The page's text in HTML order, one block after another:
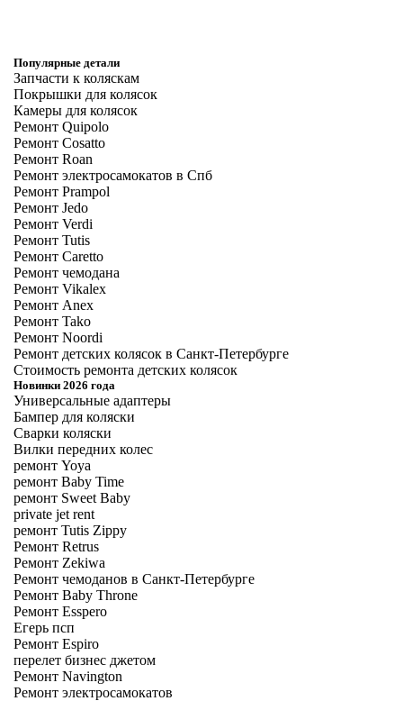
Популярные детали
Запчасти к коляскам
Покрышки для колясок
Камеры для колясок
Ремонт Quipolo
Ремонт Cosatto
Ремонт Roan
Ремонт электросамокатов в Спб
Ремонт Prampol
Ремонт Jedo
Ремонт Verdi
Ремонт Tutis
Ремонт Caretto
Ремонт чемодана
Ремонт Vikalex
Ремонт Anex
Ремонт Tako
Ремонт Noordi
Ремонт детских колясок в Санкт-Петербурге
Стоимость ремонта детских колясок
Новинки 2026 года
Универсальные адаптеры
Бампер для коляски
Сварки коляски
Вилки передних колес
ремонт Yoya
ремонт Baby Time
ремонт Sweet Baby
private jet rent
ремонт Tutis Zippy
Ремонт Retrus
Ремонт Zekiwa
Ремонт чемоданов в Санкт-Петербурге
Ремонт Baby Throne
Ремонт Esspero
Егерь псп
Ремонт Espiro
перелет бизнес джетом
Ремонт Navington
Ремонт электросамокатов